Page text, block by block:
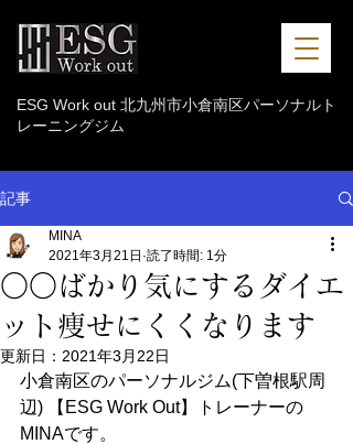
ESG Work out 北九州市小倉南区パーソナルト
レーニングジム
記事
○○ばかり気にするダイエ
ット痩せにくくなります
MINA
2021年3月21日 読了時間: 1分
更新日： 2021年3月22日
小倉南区のパーソナルジム(下曽根駅周
辺) 【ESG Work Out】トレーナーの
MINAです。